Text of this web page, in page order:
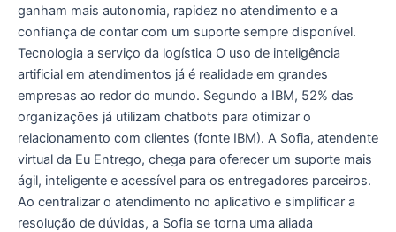
ganham mais autonomia, rapidez no atendimento e a
confiança de contar com um suporte sempre disponível.
Tecnologia a serviço da logística O uso de inteligência
artificial em atendimentos já é realidade em grandes
empresas ao redor do mundo. Segundo a IBM, 52% das
organizações já utilizam chatbots para otimizar o
relacionamento com clientes (fonte IBM). A Sofia, atendente
virtual da Eu Entrego, chega para oferecer um suporte mais
ágil, inteligente e acessível para os entregadores parceiros.
Ao centralizar o atendimento no aplicativo e simplificar a
resolução de dúvidas, a Sofia se torna uma aliada